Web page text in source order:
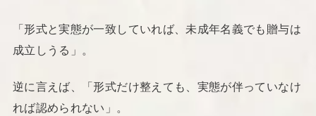
「形式と実態が一致していれば、未成年名義でも贈与は
成立しうる」。
逆に言えば、「形式だけ整えても、実態が伴っていなけ
れば認められない」。